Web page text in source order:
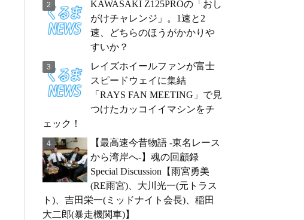
KAWASAKI Z125PROの「おし
がけチャレンジ」。1速と2
速、どちらのほうがかかりや
すいか？
レイズホイールファンが富士
スピードウェイに集結
「RAYS FAN MEETING」で見
つけたカッコイイマシンをチ
ェック！
【最高速今昔物語 -東名レース
から湾岸へ-】魂の回顧録
Special Discussion【雨宮勇美
(RE雨宮)、大川光一(元トラス
ト)、吉田栄一(ミッドナイト会長)、稲田
大二郎(暴走機関車)】